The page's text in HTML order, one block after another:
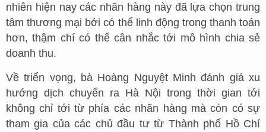
nhiên hiện nay các nhãn hàng này đã lựa chọn trung
tâm thương mại bởi có thể linh động trong thanh toán
hơn, thậm chí có thể cân nhắc tới mô hình chia sẻ
doanh thu.
Về triển vọng, bà Hoàng Nguyệt Minh đánh giá xu
hướng dịch chuyển ra Hà Nội trong thời gian tới
không chỉ tới từ phía các nhãn hàng mà còn có sự
tham gia của các chủ đầu tư từ Thành phố Hồ Chí